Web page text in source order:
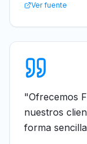
Ver fuente
"Ofrecemos
nuestros
forma